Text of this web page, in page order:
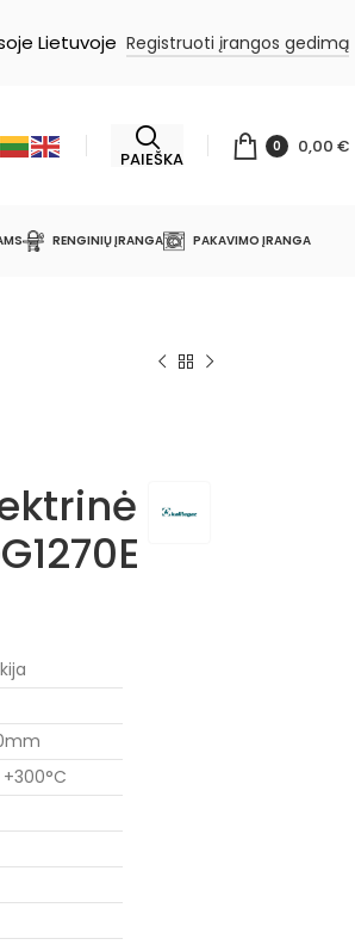
Lietuvoje Registruoti įrangos gedimą
PAIEŠKA
0 0,00 €
RENGINIŲ ĮRANGA PAKAVIMO ĮRANGA